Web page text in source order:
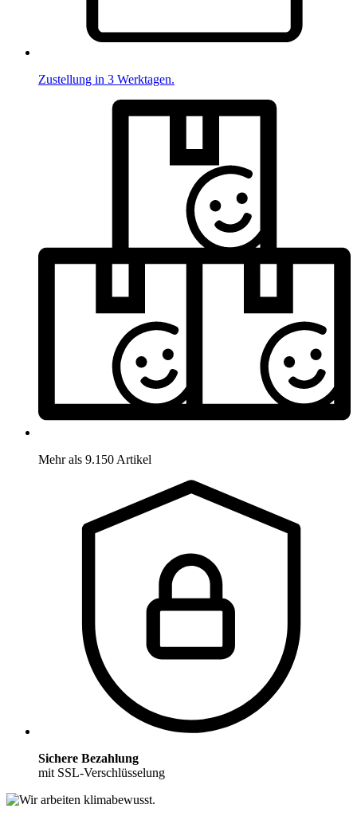
Zustellung in 3 Werktagen.
Mehr als 9.150 Artikel
Sichere Bezahlung
mit SSL-Verschlüsselung